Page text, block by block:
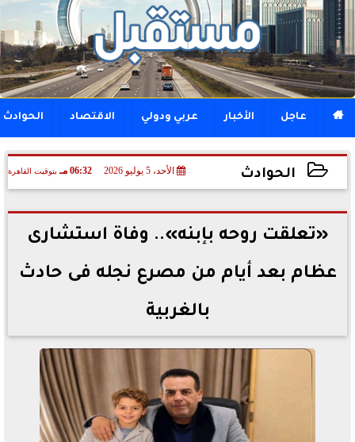
 عاجل الأخبار عربي ودولي الاقتصاد الحوادث
الحوادث الأحد، 5 يوليو 2026 06:32 مـ بتوقيت القاهرة
2026-07-05 18:32:48
«تعلقت روحه بإبنه».. وفاة استشارى
عظام بعد أيام من مصرع نجله فى حادث
بالغربية